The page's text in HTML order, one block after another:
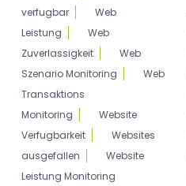
verfugbar
Web
Leistung
Web
Zuverlassigkeit
Web
Szenario Monitoring
Web
Transaktions
Monitoring
Website
Verfugbarkeit
Websites
ausgefallen
Website
Leistung Monitoring